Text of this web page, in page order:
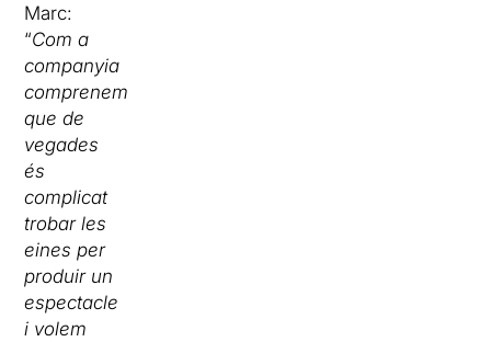
Marc:
“Com a
companyia
comprenem
que de
vegades
és
complicat
trobar les
eines per
produir un
espectacle
i volem